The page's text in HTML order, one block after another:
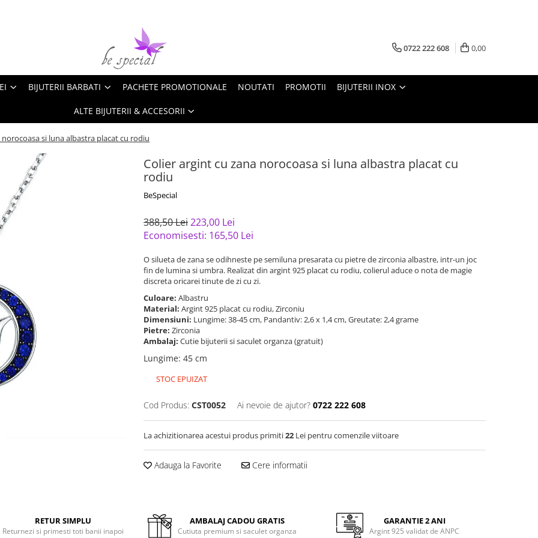
0722 222 608 0,00
BIJUTERII BARBATI PACHETE PROMOTIONALE NOUTATI PROMOTII BIJUTERII INOX
ALTE BIJUTERII & ACCESORII
si luna albastra placat cu rodiu
Colier argint cu zana norocoasa si luna albastra placat cu
rodiu
BeSpecial
388,50 Lei223,00 Lei
Economisesti: 165,50 Lei
O silueta de zana se odihneste pe semiluna presarata cu pietre de zirconia albastre, intr-un joc
fin de lumina si umbra. Realizat din argint 925 placat cu rodiu, colierul aduce o nota de magie
discreta oricarei tinute de zi cu zi.
Culoare: Albastru
Material: Argint 925 placat cu rodiu, Zirconiu
Dimensiuni: Lungime: 38-45 cm, Pandantiv: 2,6 x 1,4 cm, Greutate: 2,4 grame
Pietre: Zirconia
Ambalaj: Cutie bijuterii si saculet organza (gratuit)
Lungime: 45 cm
STOC EPUIZAT
Cod Produs: CST0052 Ai nevoie de ajutor? 0722 222 608
La achizitionarea acestui produs primiti22 Lei pentru comenzile viitoare
Adauga la Favorite Cere informatii
RETUR SIMPLU
Returnezi si primesti toti banii inapoi
AMBALAJ CADOU GRATIS
Cutiuta premium si saculet organza
GARANTIE 2 ANI
Argint 925 validat de ANPC